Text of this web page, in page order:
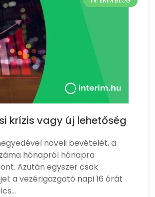
krízis vagy új lehetőség
növeli bevételét, a
hónapról hónapra
Azután egyszer csak
a vezérigazgató napi 16 órát